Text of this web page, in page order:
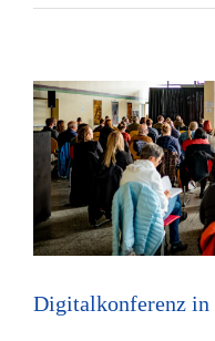
Digitalkonferenz in